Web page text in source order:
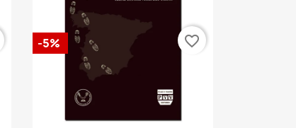
-5% favorite_border